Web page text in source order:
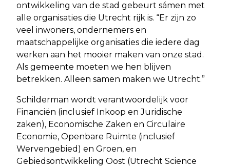
ontwikkeling van de stad gebeurt sámen met
alle organisaties die Utrecht rijk is. “Er zijn zo
veel inwoners, ondernemers en
maatschappelijke organisaties die iedere dag
werken aan het mooier maken van onze stad.
Als gemeente moeten we hen blijven
betrekken. Alleen samen maken we Utrecht.”
Schilderman wordt verantwoordelijk voor
Financiën (inclusief Inkoop en Juridische
zaken), Economische Zaken en Circulaire
Economie, Openbare Ruimte (inclusief
Wervengebied) en Groen, en
Gebiedsontwikkeling Oost (Utrecht Science